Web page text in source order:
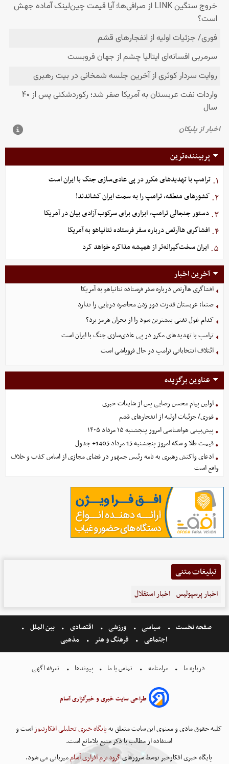
پربیننده‌ترین
۱. ترامپ با تهدیدهای مکرر در پی عادی‌سازی جنگ با ایران است
۲. کشورهای منطقه، ترامپ را به سمت ایران کشاندند!
۳. دستور جنجالی ترامپ، ابزاری برای سرکوب آزادی بیان در آمریکا
۴. افشاگری هاآرتص درباره سفر فرستاده نتانیاهو به آمریکا
۵. ایران سخت‌گیرانه‌تر از همیشه مذاکره خواهد کرد
آخرین اخبار
افشاگری هاآرتص درباره سفر فرستاده نتانیاهو به آمریکا
صنعا: عربستان قدرت دور زدن محاصره دریایی را ندارد
کدام غول نفتی بیشترین سود را از بحران هرمز برد؟
ترامپ با تهدیدهای مکرر در پی عادی‌سازی جنگ با ایران است
ائتلاف انتخاباتی ترامپ در حال فروپاشی است
عناوین برگزیده
اولین پیام محسن رضایی پس از شایعات خبری
فوری/ جزئیات اولیه از انفجارهای قشم
پیش‌بینی هواشناسی امروز پنجشنبه ۱۵ مرداد ۱۴۰۵
قیمت طلا و سکه امروز پنجشنبه 15 مرداد 1405+ جدول
ادعای واکنش رهبری به نامه رئیس جمهور در فضای مجازی از اساس کذب و خلاف
واقع است
تبلیغات متنی
اخبار پرسپولیس اخبار استقلال
صفحه نخست سیاسی ورزشی اقتصادی
بین الملل
اجتماعی
فرهنگ و هنر مذهبی
درباره ما مرامنامه تماس با ما پیوندها تعرفه اگهی
طراحی سایت خبری و خبرگزاری آسام
کلیه حقوق مادی و معنوی این سایت متعلق بهپایگاه خبری تحلیلی افکارنیوزاست و
استفاده از مطالب با ذکر منبع بلامانع است.
پایگاه خبری افکارخبر توسط سرورهایگروه نرم افزاری آساممیزبانی می شود.